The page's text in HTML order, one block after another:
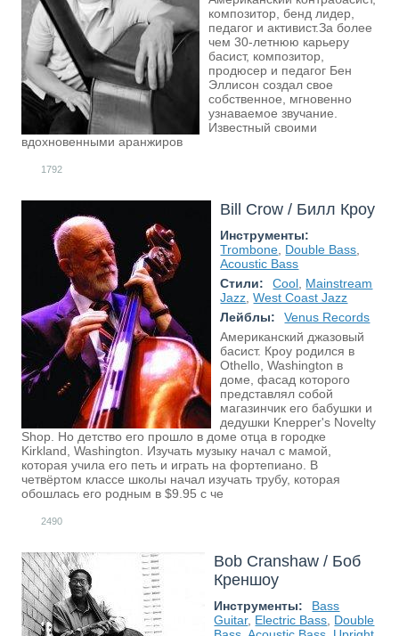
композитор, бенд лидер,
педагог и активист.За более
чем 30-летнюю карьеру
басист, композитор,
продюсер и педагог Бен
Эллисон создал свое
собственное, мгновенно
узнаваемое звучание.
Известный своими
вдохновенными аранжиров
1792
Bill Crow / Билл Кроу
Инструменты:
Trombone Double Bass
Acoustic Bass
Стили:
Cool Mainstream
Jazz ,West Coast Jazz
Лейблы:
Venus Records
Американский джазовый
басист. Кроу родился в
Othello, Washington в
доме, фасад которого
представлял собой
магазинчик его бабушки и
дедушки Knepper's Novelty
Shop. Но детство его прошло в доме отца в городке
Kirkland, Washington. Изучать музыку начал с мамой,
которая учила его петь и играть на фортепиано. В
четвёртом классе школы начал изучать трубу, которая
обошлась его родным в $9.95 с че
2490
Bob Cranshaw / Боб
Креншоу
Инструменты:
Bass
Guitar, Electric Bass Double